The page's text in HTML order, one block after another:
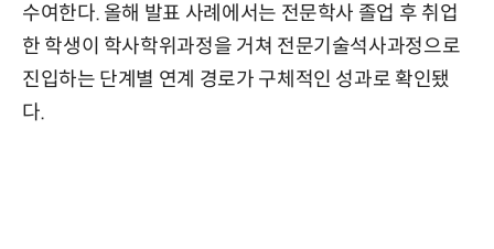
수여한다. 올해 발표 사례에서는 전문학사 졸업 후 취업
한 학생이 학사학위과정을 거쳐 전문기술석사과정으로
진입하는 단계별 연계 경로가 구체적인 성과로 확인됐
다.